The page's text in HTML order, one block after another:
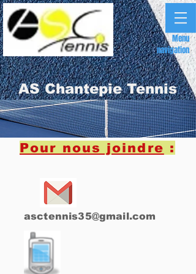
Menu
navigation
AS Chantepie Tennis
Pour nous joindre :
asctennis35@gmail.com